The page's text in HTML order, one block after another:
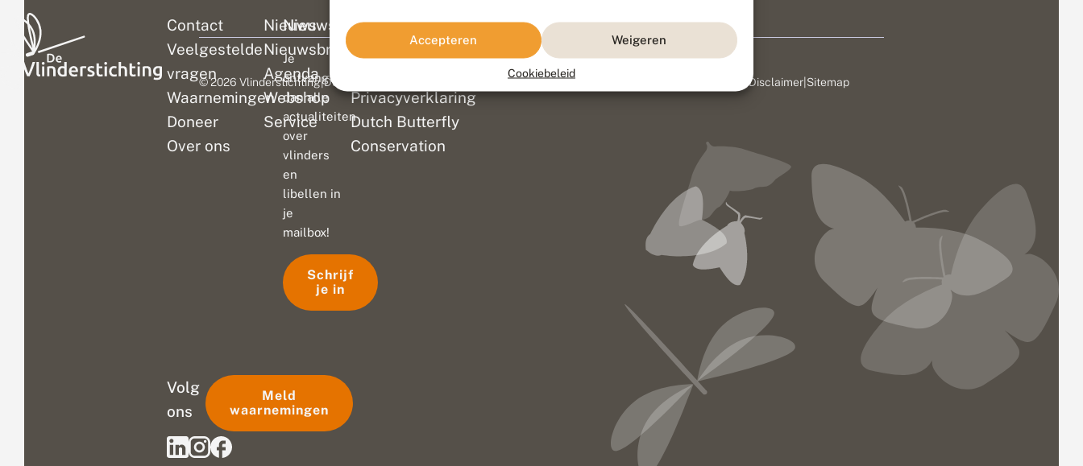
Accepteren Weigeren
Cookiebeleid
Contact
Veelgestelde
vragen
Waarnemingen
Doneer
Over ons
Nieuws
Nieuwsbrief
Agenda
Webshop
Service
Colofon
Disclaimer
Privacyverklaring
Dutch Butterfly
Conservation
Nieuwsbrief
Je
ontvangt
dan alle
actualiteiten
over
vlinders
en
libellen in
je
mailbox!
Schrijf
je in
Volg
ons
Meld
waarnemingen
© 2026 Vlinderstichting|Duurzaam ontwikkeld door Go2People, ontworpen door Disclaimer Sitemap